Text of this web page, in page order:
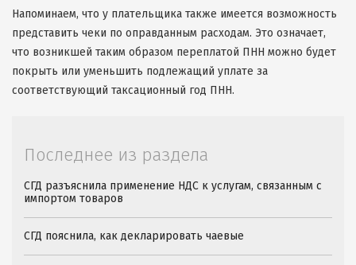
Напоминаем, что у плательщика также имеется возможность
представить чеки по оправданным расходам. Это означает,
что возникшей таким образом переплатой ПНН можно будет
покрыть или уменьшить подлежащий уплате за
соответствующий таксационный год ПНН.
Последнее из раздела
СГД разъяснила применение НДС к услугам, связанным с
импортом товаров
СГД пояснила, как декларировать чаевые